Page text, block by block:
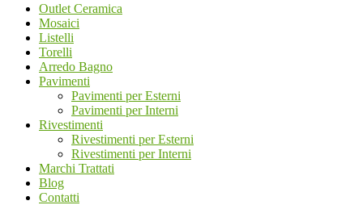
Outlet Ceramica
Mosaici
Listelli
Torelli
Arredo Bagno
Pavimenti
Pavimenti per Esterni
Pavimenti per Interni
Rivestimenti
Rivestimenti per Esterni
Rivestimenti per Interni
Marchi Trattati
Blog
Contatti